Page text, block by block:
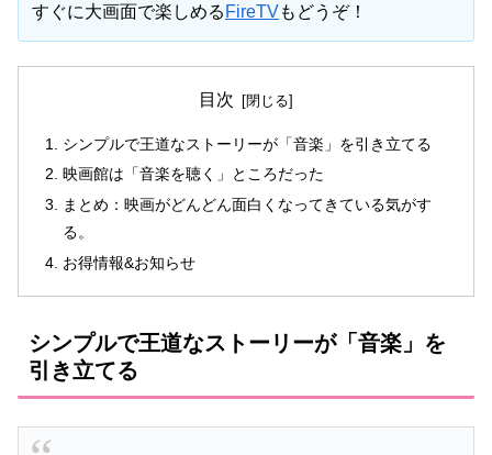
すぐに大画面で楽しめる FireTVもどうぞ！
目次
シンプルで王道なストーリーが「音楽」を引き立てる
映画館は「音楽を聴く」ところだった
まとめ：映画がどんどん面白くなってきている気がす
る。
お得情報&お知らせ
シンプルで王道なストーリーが「音楽」を
引き立てる